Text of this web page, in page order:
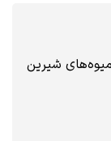
میوه‌های شیرین